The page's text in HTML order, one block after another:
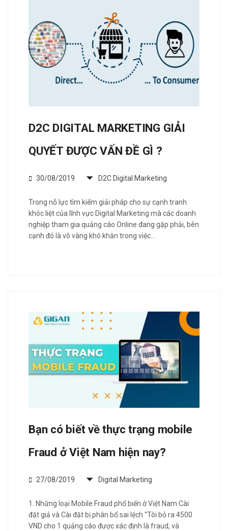
D2C DIGITAL MARKETING GIẢI
QUYẾT ĐƯỢC VẤN ĐỀ GÌ ?
30/08/2019 D2C Digital Marketing
Trong nỗ lực tìm kiếm giải pháp cho sự cạnh tranh
khóc liệt của lĩnh vực Digital Marketing mà các doanh
nghiệp tham gia quảng cáo Online đang gặp phải, bên
cạnh đó là vô vàng khó khăn trong việc…
Bạn có biết về thực trạng mobile
Fraud ở Việt Nam hiện nay?
27/08/2019 Digital Marketing
1. Những loại Mobile Fraud phổ biến ở Việt Nam Cài
đặt giả và Cài đặt bị phân bổ sai lệch “Tôi bỏ ra 4500
VND cho 1 quảng cáo được xác định là fraud, và